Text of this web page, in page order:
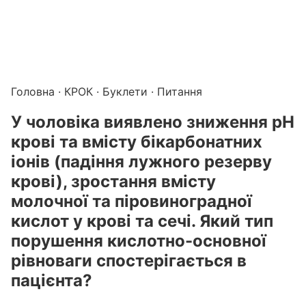
Головна · КРОК · Буклети · Питання
У чоловіка виявлено зниження рН
крові та вмісту бікарбонатних
іонів (падіння лужного резерву
крові), зростання вмісту
молочної та піровиноградної
кислот у крові та сечі. Який тип
порушення кислотно-основної
рівноваги спостерігається в
пацієнта?